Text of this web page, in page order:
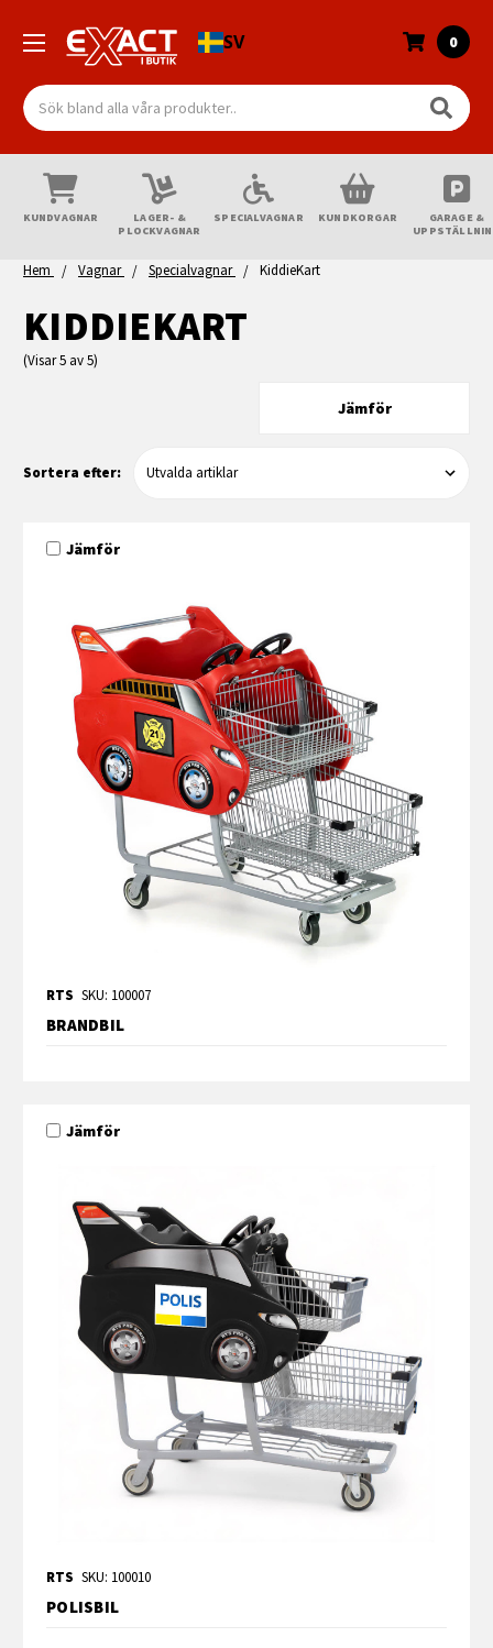
SV
Sök
0
KUNDVAGNAR
LAGER- &
PLOCKVAGNAR
SPECIALVAGNAR KUNDKORGAR
GARAGE &
Hem Vagnar Specialvagnar KiddieKart
KIDDIEKART
(Visar 5 av 5)
Jämför
Sortera efter:
Jämför
RTS SKU: 100007
BRANDBIL
Jämför
RTS SKU: 100010
POLISBIL